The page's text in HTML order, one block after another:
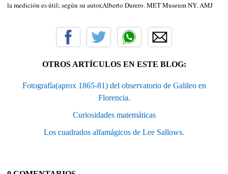
la medición es útil; según su autor,Alberto Durero. MET Museum NY. AMJ
OTROS ARTÍCULOS EN ESTE BLOG:
Fotografía(aprox 1865-81) del observatorio de Galileo en
Florencia.
Curiosidades matemáticas
Los cuadrados alfamágicos de Lee Sallows.